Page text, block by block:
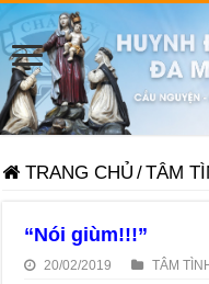
TRANG CHỦ /TÂM
“Nói giùm!!!”
20/02/2019 TÂM